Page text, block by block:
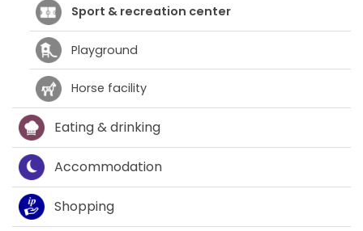
Sport & recreation center
Playground
Horse facility
Eating & drinking
Accommodation
Shopping